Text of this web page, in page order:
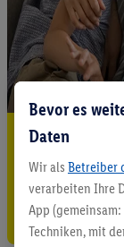
5.95
Bevor es
Daten
Wir als Betreiber
verarbeiten Ihre
App
Techniken, mit